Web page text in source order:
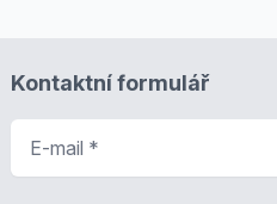
Kontaktní formulář